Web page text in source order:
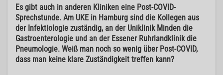
Es gibt auch in anderen Kliniken eine Post-COVID-
Sprechstunde. Am UKE in Hamburg sind die Kollegen aus
der Infektiologie zuständig, an der Uniklinik Minden die
Gastroenterologie und an der Essener Ruhrlandklinik die
Pneumologie. Weiß man noch so wenig über Post-COVID,
dass man keine klare Zuständigkeit treffen kann?